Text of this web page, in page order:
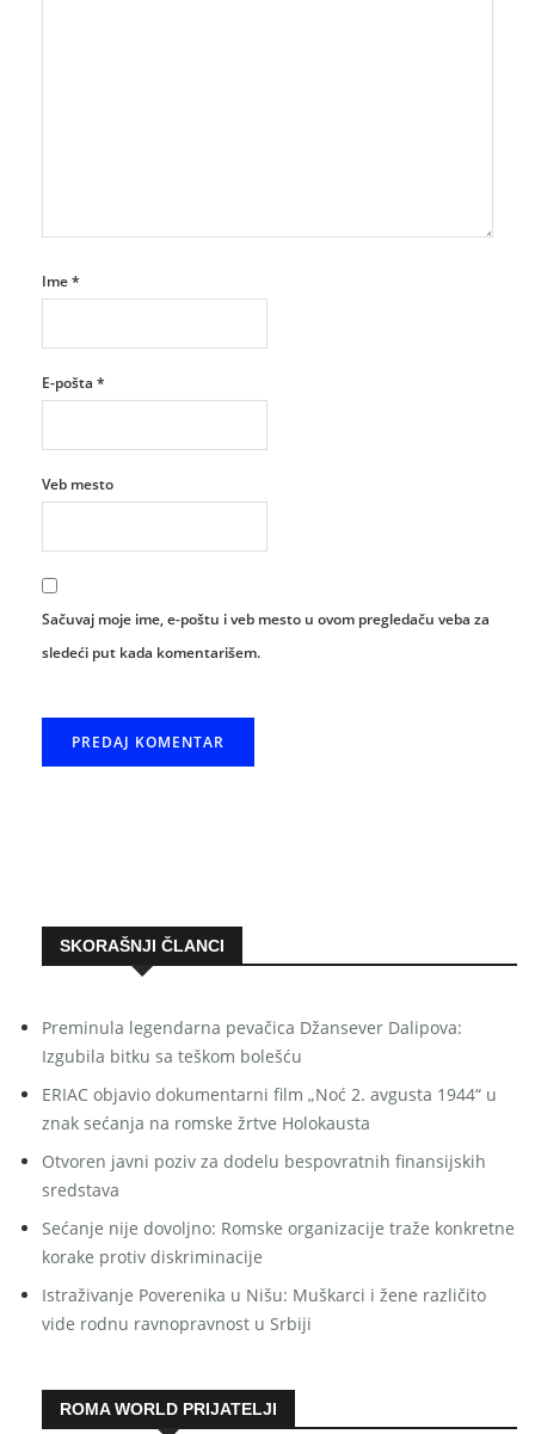
Ime*
E-pošta *
Veb mesto
Sačuvaj moje ime, e-poštu i veb mesto u ovom pregledaču veba za
sledeći put kada komentarišem.
SKORAŠNJI ČLANCI
Preminula legendarna pevačica Džansever Dalipova:
Izgubila bitku sa teškom bolešću
ERIAC objavio dokumentarni film „Noć 2. avgusta 1944“ u
znak sećanja na romske žrtve Holokausta
Otvoren javni poziv za dodelu bespovratnih finansijskih
sredstava
Sećanje nije dovoljno: Romske organizacije traže konkretne
korake protiv diskriminacije
Istraživanje Poverenika u Nišu: Muškarci i žene različito
vide rodnu ravnopravnost u Srbiji
ROMA WORLD PRIJATELJI